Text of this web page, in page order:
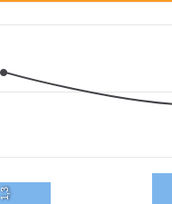
1,3